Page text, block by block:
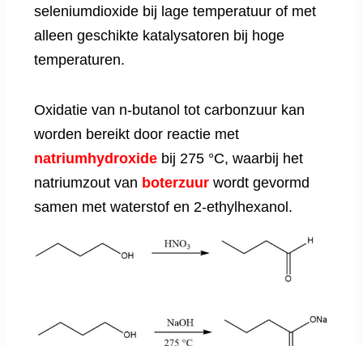
seleniumdioxide bij lage temperatuur of met
alleen geschikte katalysatoren bij hoge
temperaturen.
Oxidatie van n-butanol tot carbonzuur kan
worden bereikt door reactie met
natriumhydroxide bij 275 °C, waarbij het
natriumzout van boterzuur wordt gevormd
samen met waterstof en 2-ethylhexanol.